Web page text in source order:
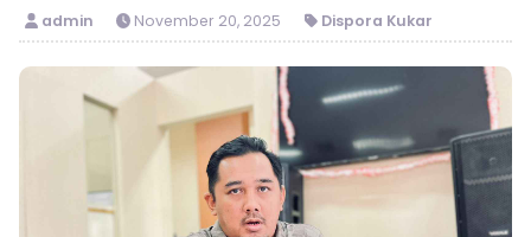
admin November 20, 2025 Dispora Kukar